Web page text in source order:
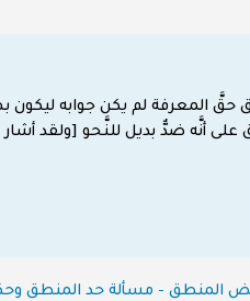
المعرفة لم يكن جوابه ليكون
أنَّه ضدٌّ بديل للنَّحو [ولقد